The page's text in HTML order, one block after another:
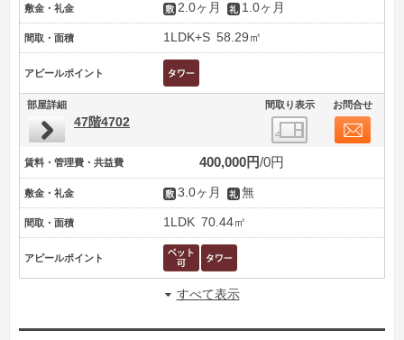
敷金・礼金 2.0ヶ月 1.0ヶ月
間取・面積 1LDK+S 58.29㎡
アピールポイント
部屋詳細 間取り表示 お問合せ
47階4702
賃料・管理費・共益費 400,000円 0円
敷金・礼金 3.0ヶ月 無
間取・面積 1LDK 70.44㎡
アピールポイント
すべて表示